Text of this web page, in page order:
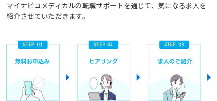
マイナビコメディカルの転職サポートを通じて、気になる求人を
紹介させていただきます。